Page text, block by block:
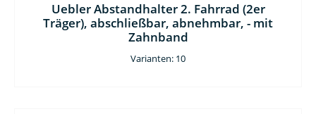
Uebler Abstandhalter 2. Fahrrad (2er
Träger), abschließbar, abnehmbar, - mit
Zahnband
Varianten: 10